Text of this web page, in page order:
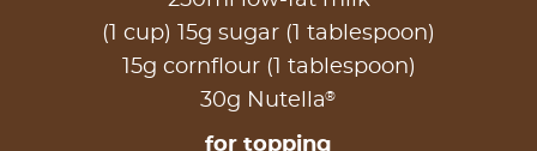
(1 cup) 15g sugar (1 tablespoon)
15g cornflour (1 tablespoon)
30g Nutella®
for topping